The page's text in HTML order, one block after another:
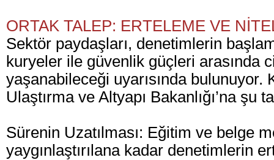
ORTAK TALEP: ERTELEME VE
Sektör paydaşları, denetimlerin
kuryeler ile güvenlik güçleri arasında
yaşanabileceği uyarısında bulunuyor.
Ulaştırma ve Altyapı Bakanlığı’na şu
Sürenin Uzatılması: Eğitim ve belge
yaygınlaştırılana kadar denetimlerin